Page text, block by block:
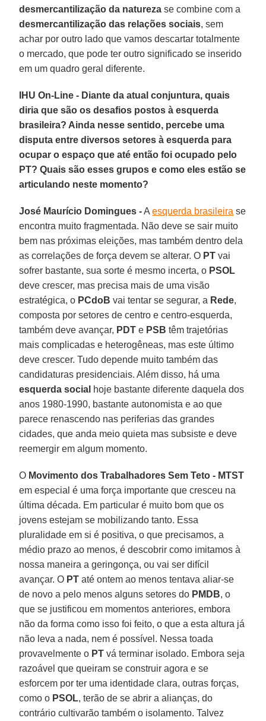
desmercantilização da natureza se combine com a
desmercantilização das relações sociais, sem
achar por outro lado que vamos descartar totalmente
o mercado, que pode ter outro significado se inserido
em um quadro geral diferente.
IHU On-Line - Diante da atual conjuntura, quais
diria que são os desafios postos à esquerda
brasileira? Ainda nesse sentido, percebe uma
disputa entre diversos setores à esquerda para
ocupar o espaço que até então foi ocupado pelo
PT? Quais são esses grupos e como eles estão se
articulando neste momento?
José Maurício Domingues -Aesquerda brasileira se
encontra muito fragmentada. Não deve se sair muito
bem nas próximas eleições, mas também dentro dela
as correlações de força devem se alterar. O PT vai
sofrer bastante, sua sorte é mesmo incerta, o PSOL
deve crescer, mas precisa mais de uma visão
estratégica, o PCdoB vai tentar se segurar, a Rede,
composta por setores de centro e centro-esquerda,
também deve avançar, PDT e PSB têm trajetórias
mais complicadas e heterogêneas, mas este último
deve crescer. Tudo depende muito também das
candidaturas presidenciais. Além disso, há uma
esquerda social hoje bastante diferente daquela dos
anos 1980-1990, bastante autonomista e ao que
parece renascendo nas periferias das grandes
cidades, que anda meio quieta mas subsiste e deve
reemergir em algum momento.
O Movimento dos Trabalhadores Sem Teto - MTST
em especial é uma força importante que cresceu na
última década. Em particular é muito bom que os
jovens estejam se mobilizando tanto. Essa
pluralidade em si é positiva, o que precisamos, a
médio prazo ao menos, é descobrir como imitamos à
nossa maneira a geringonça, ou vai ser difícil
avançar. O PT até ontem ao menos tentava aliar-se
de novo a pelo menos alguns setores do PMDB, o
que se justificou em momentos anteriores, embora
não da forma como isso foi feito, o que a esta altura já
não leva a nada, nem é possível. Nessa toada
provavelmente o PTvá terminar isolado. Embora seja
razoável que queiram se construir agora e se
esforcem por ter uma identidade clara, outras forças,
como o PSOL, terão de se abrir a alianças, do
contrário cultivarão também o isolamento. Talvez